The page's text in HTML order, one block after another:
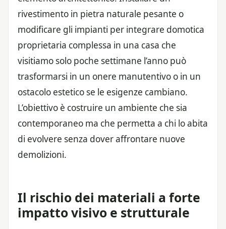
rivestimento in pietra naturale pesante o
modificare gli impianti per integrare domotica
proprietaria complessa in una casa che
visitiamo solo poche settimane l’anno può
trasformarsi in un onere manutentivo o in un
ostacolo estetico se le esigenze cambiano.
L’obiettivo è costruire un ambiente che sia
contemporaneo ma che permetta a chi lo abita
di evolvere senza dover affrontare nuove
demolizioni.
Il rischio dei materiali a forte
impatto visivo e strutturale